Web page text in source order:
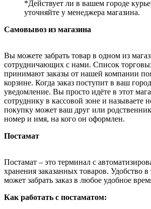
*Действует ли в вашем городе
уточняйте у менеджера магазина.
Самовывоз из магазина
Вы можете забрать товар в одном из
сотрудничающих с нами. Список
принимают заказы от нашей компании
корзине. Когда заказ поступит в ваш
уведомление. Вы просто идёте в этот
сотруднику в кассовой зоне и называете
покупку может ваш друг или
номер и имя, на кого он оформлен.
Постамат
Постамат – это терминал с
хранения заказанных товаров. Удобство
может забрать заказ в любое удобное
Как работать с постаматом: